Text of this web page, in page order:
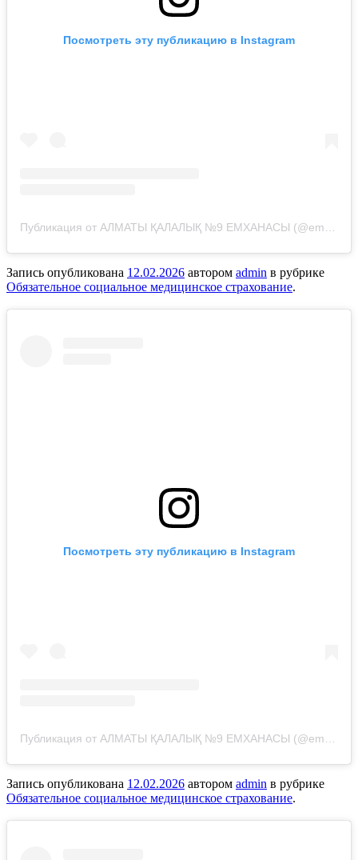
Посмотреть эту публикацию в Instagram
Публикация от АЛМАТЫ ҚАЛАЛЫҚ №9 ЕМХАНАСЫ (@emhana_9_almaty)
Запись опубликована 12.02.2026 автором admin в рубрике
Обязательное социальное медицинское страхование.
Посмотреть эту публикацию в Instagram
Запись опубликована 12.02.2026 автором admin в рубрике
Обязательное социальное медицинское страхование.